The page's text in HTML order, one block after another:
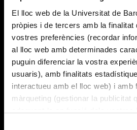
El lloc web de la Universitat de
pròpies i de tercers amb la finalitat
vostres preferències (recordar
al lloc web amb determinades
puguin diferenciar la vostra
usuaris), amb finalitats
interactueu amb el lloc web) i amb
màrqueting (gestionar la publicitat